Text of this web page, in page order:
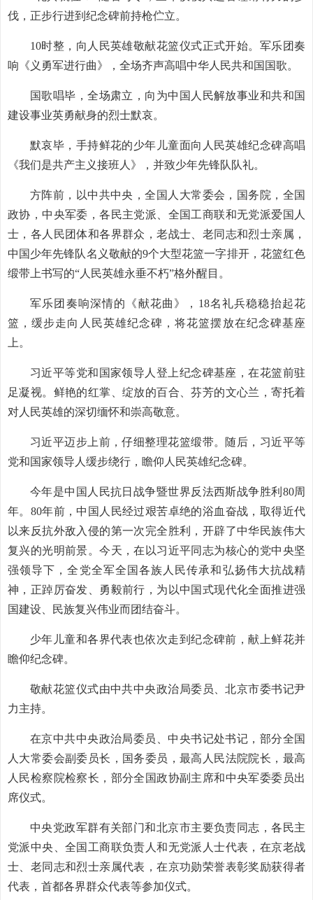
伐，正步行进到纪念碑前持枪伫立。
10时整，向人民英雄敬献花篮仪式正式开始。军乐团奏
响《义勇军进行曲》，全场齐声高唱中华人民共和国国歌。
国歌唱毕，全场肃立，向为中国人民解放事业和共和国
建设事业英勇献身的烈士默哀。
默哀毕，手持鲜花的少年儿童面向人民英雄纪念碑高唱
《我们是共产主义接班人》，并致少年先锋队队礼。
方阵前，以中共中央，全国人大常委会，国务院，全国
政协，中央军委，各民主党派、全国工商联和无党派爱国人
士，各人民团体和各界群众，老战士、老同志和烈士亲属，
中国少年先锋队名义敬献的9个大型花篮一字排开，花篮红色
缎带上书写的“人民英雄永垂不朽”格外醒目。
军乐团奏响深情的《献花曲》，18名礼兵稳稳抬起花
篮，缓步走向人民英雄纪念碑，将花篮摆放在纪念碑基座
上。
习近平等党和国家领导人登上纪念碑基座，在花篮前驻
足凝视。鲜艳的红掌、绽放的百合、芬芳的文心兰，寄托着
对人民英雄的深切缅怀和崇高敬意。
习近平迈步上前，仔细整理花篮缎带。随后，习近平等
党和国家领导人缓步绕行，瞻仰人民英雄纪念碑。
今年是中国人民抗日战争暨世界反法西斯战争胜利80周
年。80年前，中国人民经过艰苦卓绝的浴血奋战，取得近代
以来反抗外敌入侵的第一次完全胜利，开辟了中华民族伟大
复兴的光明前景。今天，在以习近平同志为核心的党中央坚
强领导下，全党全军全国各族人民传承和弘扬伟大抗战精
神，正踔厉奋发、勇毅前行，为以中国式现代化全面推进强
国建设、民族复兴伟业而团结奋斗。
少年儿童和各界代表也依次走到纪念碑前，献上鲜花并
瞻仰纪念碑。
敬献花篮仪式由中共中央政治局委员、北京市委书记尹
力主持。
在京中共中央政治局委员、中央书记处书记，部分全国
人大常委会副委员长，国务委员，最高人民法院院长，最高
人民检察院检察长，部分全国政协副主席和中央军委委员出
席仪式。
中央党政军群有关部门和北京市主要负责同志，各民主
党派中央、全国工商联负责人和无党派人士代表，在京老战
士、老同志和烈士亲属代表，在京功勋荣誉表彰奖励获得者
代表，首都各界群众代表等参加仪式。